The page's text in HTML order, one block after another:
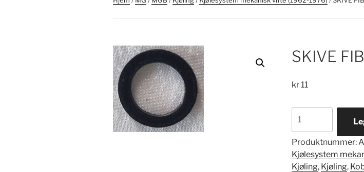
SKIVE
kr11
FIBRE
1/2
ID
antall
Produktnummer:
Kjølesystem
Kjøling, Kjøling,